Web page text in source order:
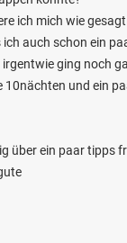
ich mich wie
auch schon ein
ging noch
10nächten und ein
über ein paar tipps